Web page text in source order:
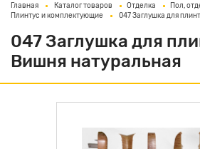
Главная Каталог товаров Отделка
Пол,
Плинтус и комплектующие
047 Заглушка для
047 Заглушка для
Вишня натуральная